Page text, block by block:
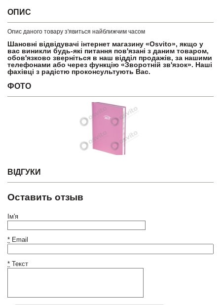
ОПИС
Опис даного товару з'явиться найближчим часом
Шановні відвідувачі інтернет магазину «Osvito», якщо у
вас виникли будь-які питання пов'язані з даним товаром,
обов'язково зверніться в наш відділ продажів, за нашими
телефонами або через функцію «Зворотній зв'язок». Наші
фахівці з радістю проконсультують Вас.
ФОТО
ВІДГУКИ
Оставить отзыв
Ім'я
* Email
* Текст